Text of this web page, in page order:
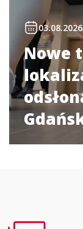
03.08.2026
Nowe